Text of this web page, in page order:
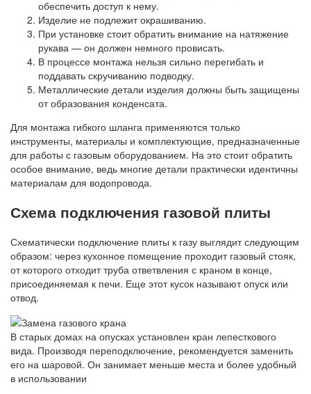
обеспечить доступ к нему.
Изделие не подлежит окрашиванию.
При установке стоит обратить внимание на натяжение
рукава — он должен немного провисать.
В процессе монтажа нельзя сильно перегибать и
поддавать скручиванию подводку.
Металлические детали изделия должны быть защищены
от образования конденсата.
Для монтажа гибкого шланга применяются только
инструменты, материалы и комплектующие, предназначенные
для работы с газовым оборудованием. На это стоит обратить
особое внимание, ведь многие детали практически идентичны
материалам для водопровода.
Схема подключения газовой плиты
Схематически подключение плиты к газу выглядит следующим
образом: через кухонное помещение проходит газовый стояк,
от которого отходит труба ответвления с краном в конце,
присоединяемая к печи. Еще этот кусок называют опуск или
отвод.
В старых домах на опусках установлен кран лепесткового
вида. Производя переподключение, рекомендуется заменить
его на шаровой. Он занимает меньше места и более удобный
в использовании